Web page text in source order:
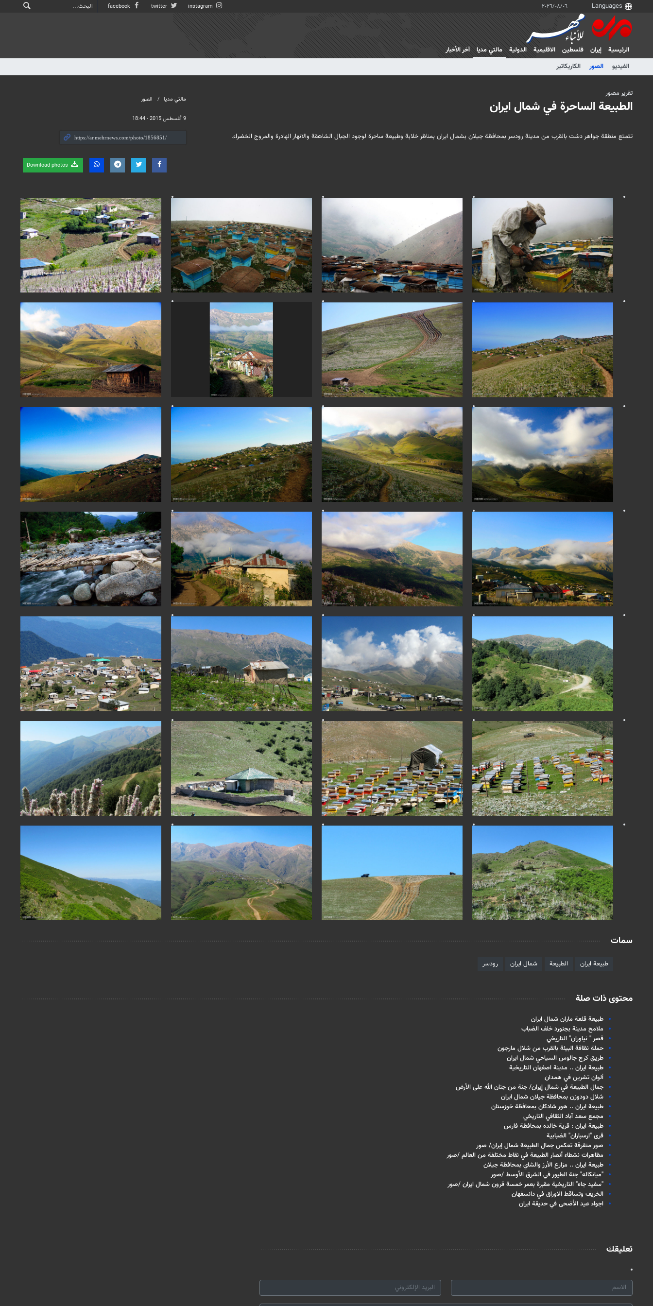
٠٦‏/٠٨‏/٢٠٢٦
الرئيسية إيران فلسطین الاقلیمیة الدولية
مالتي مدیا
الفيديو
الصور الكاريكاتير
آخر الأخبار
مالتي مدیا الصور
9 أغسطس 2015 - 18:44
تقرير مصور
الطبيعة الساحرة في شمال ايران
تتمتع منطقة جواهر دشت بالقرب من مدينة رودسر بمحافظة جيلان بشمال ايران بمناظر خلابة وطبيعة ساحرة لوجود الجبال الشاهقة والانهار الهادرة والمروج الخضراء.
سمات
طبيعة ايران الطبيعة شمال ايران رودسر
محتوى ذات صلة
طبيعة قلعة ماران شمال ايران
ملامح مدينة بجنورد خلف الضباب
قصر " نياوران" التاريخي
حملة نظافة البيئة بالقرب من شلال مارجون
طريق كرج جالوس السياحي شمال ايران
طبيعة ايران .. مدينة اصفهان التاريخية
ألوان تشرين في همدان
جمال الطبيعة في شمال إيران/ جنة من جنان الله على الأرض
شلال دودوزن بمحافظة جيلان شمال ايران
طبيعة ايران .. هور شادكان بمحافظة خوزستان
مجمع سعد آباد الثقافي التاريخي
طبيعة ايران : قرية خالده بمحافظة فارس
قرى "ارسباران" الضبابية
صور متفرقة تعكس جمال الطبيعة شمال إيران/ صور
مظاهرات نشطاء أنصار الطبيعة في نقاط مختلفة من العالم /صور
طبيعة ايران .. مزارع الأرز والشاي بمحافظة جيلان
"ميانكاله" جنة الطيور في الشرق الأوسط /صور
"سفيد جاه" التاريخية مقبرة بعمر خمسة قرون شمال ايران /صور
الخريف وتساقط الاوراق في دانسفهان
اجواء عيد الأضحى في حديقة ايران
تعليقك